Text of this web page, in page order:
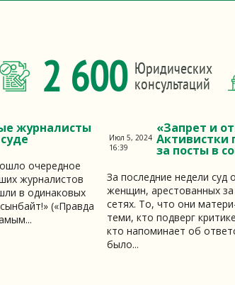
2 600 Юридических
консультаций
журналисты
очередное
журналистов
в одинаковых
(«Правда
«Запрет и
Активистки
за посты в
Июл 5, 2024
16:39
За последние недели суд
женщин, арестованных
сетях. То, что они
теми, кто подверг
кто напоминает об
было...